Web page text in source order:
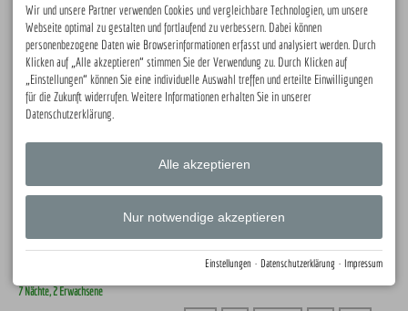
cm) in normaler Betthöhe | Holzdielenboden und
Fußbodenheizung | Minibar | Flachbildschirm mit SAT-TV und
Radio | Zugang zum Balkon
Zwei separate Schlafzimmer mit Doppelbett (180 × 200 cm) |
Holzdielenboden & Fußbodenheizung | Flachbildschirm mit
SAT-TV und Radio | Zustellbett möglich | Zugang zur Dachterrasse
Badezimmer mit Regendusche | Whirlpoolbadewanne | Fön |
Handtücher | separate Infrarotsauna
kostenloses WLAN | DSL-Anschluss | Telefon | Safe
PREISÜBERSICHT
Dargestellt wird der Gesamtpreis für den gesuchten Zeitraum und Personenzahl für jeden möglichen
7 Nächte, 2 Erwachsene
Wir und unsere Partner verwenden Cookies und vergleichbare Technologien, um unsere
Webseite optimal zu gestalten und fortlaufend zu verbessern. Dabei können
personenbezogene Daten wie Browserinformationen erfasst und analysiert werden. Durch
Klicken auf „Alle akzeptieren“ stimmen Sie der Verwendung zu. Durch Klicken auf
„Einstellungen“ können Sie eine individuelle Auswahl treffen und erteilte Einwilligungen
für die Zukunft widerrufen. Weitere Informationen erhalten Sie in unserer
Datenschutzerklärung.
Alle akzeptieren
Nur notwendige akzeptieren
Einstellungen · Datenschutzerklärung · Impressum